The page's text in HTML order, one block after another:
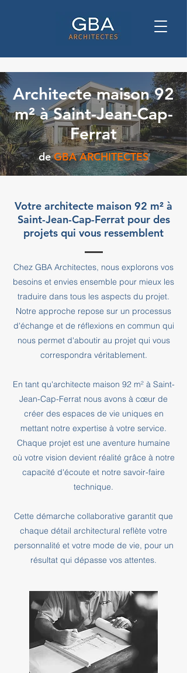
Architecte maison 92
m² à Saint-Jean-Cap-
Ferrat
de GBA ARCHITECTES
Votre architecte maison 92 m² à
Saint-Jean-Cap-Ferrat pour des
projets qui vous ressemblent
Chez GBA Architectes, nous explorons vos
besoins et envies ensemble pour mieux les
traduire dans tous les aspects du projet.
Notre approche repose sur un processus
d'échange et de réflexions en commun qui
nous permet d'aboutir au projet qui vous
correspondra véritablement.
En tant qu'architecte maison 92 m² à Saint-
Jean-Cap-Ferrat nous avons à cœur de
créer des espaces de vie uniques en
mettant notre expertise à votre service.
Chaque projet est une aventure humaine
où votre vision devient réalité grâce à notre
capacité d'écoute et notre savoir-faire
technique.
Cette démarche collaborative garantit que
chaque détail architectural reflète votre
personnalité et votre mode de vie, pour un
résultat qui dépasse vos attentes.